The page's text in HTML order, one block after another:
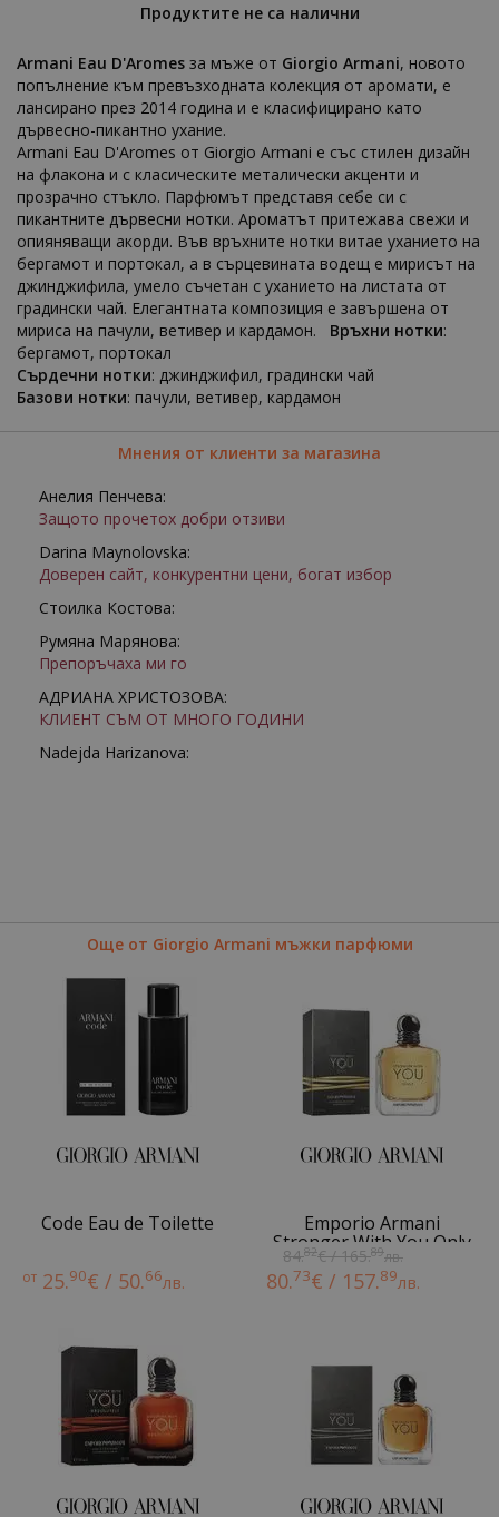
Продуктите не са налични
Armani Eau D'Aromes за мъже от Giorgio Armani, новото
попълнение към превъзходната колекция от аромати, е
лансирано през 2014 година и е класифицирано като
дървесно-пикантно ухание.
Armani Eau D'Aromes от Giorgio Armani е със стилен дизайн
на флакона и с класическите металически акценти и
прозрачно стъкло. Парфюмът представя себе си с
пикантните дървесни нотки. Ароматът притежава свежи и
опияняващи акорди. Във връхните нотки витае уханието на
бергамот и портокал, а в сърцевината водещ е мирисът на
джинджифила, умело съчетан с уханието на листата от
градински чай. Елегантната композиция е завършена от
мириса на пачули, ветивер и кардамон. Връхни нотки:
бергамот, портокал
Сърдечни нотки: джинджифил, градински чай
Базови нотки: пачули, ветивер, кардамон
Мнения от клиенти за магазина
Анелия Пенчева:
Защото прочетох добри отзиви
Darina Maynolovska:
Доверен сайт, конкурентни цени, богат избор
Стоилка Костова:
Румяна Марянова:
Препоръчаха ми го
АДРИАНА ХРИСТОЗОВА:
КЛИЕНТ СЪМ ОТ МНОГО ГОДИНИ
Nadejda Harizanova:
Още от Giorgio Armani мъжки парфюми
Code Eau de Toilette
от 25.90€ / 50.66лв.
Emporio Armani
Stronger With You Only
84.82€ / 165.89лв.
80.73€ / 157.89лв.